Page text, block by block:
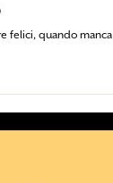
felici, quando manca